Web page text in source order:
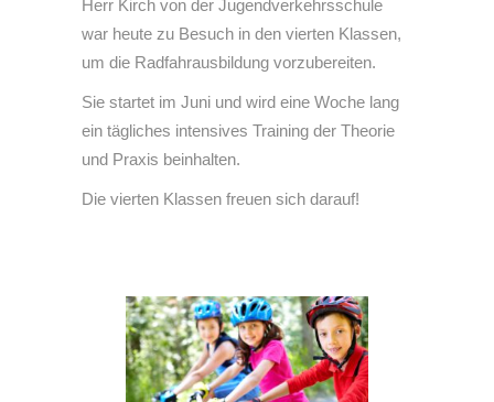
Herr Kirch von der Jugendverkehrsschule
war heute zu Besuch in den vierten Klassen,
um die Radfahrausbildung vorzubereiten.
Sie startet im Juni und wird eine Woche lang
ein tägliches intensives Training der Theorie
und Praxis beinhalten.
Die vierten Klassen freuen sich darauf!